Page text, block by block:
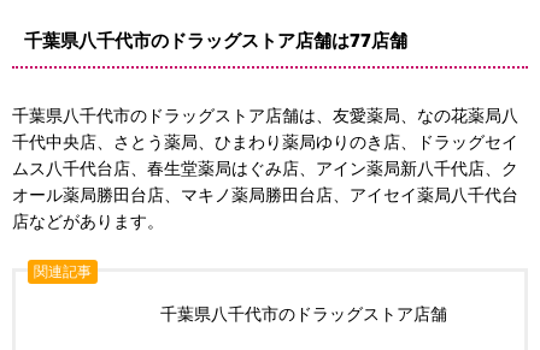
千葉県八千代市のドラッグストア店舗は77店舗
千葉県八千代市のドラッグストア店舗は、友愛薬局、なの花薬局八
千代中央店、さとう薬局、ひまわり薬局ゆりのき店、ドラッグセイ
ムス八千代台店、春生堂薬局はぐみ店、アイン薬局新八千代店、ク
オール薬局勝田台店、マキノ薬局勝田台店、アイセイ薬局八千代台
店などがあります。
関連記事
千葉県八千代市のドラッグストア店舗